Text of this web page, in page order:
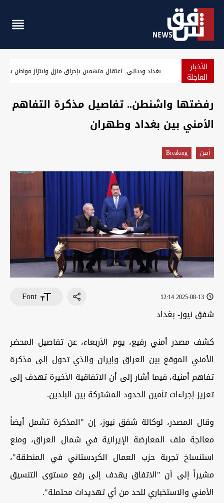
الأخبار
العاجلة بغداد وديالى.. اعتقال متهمين بإحراق منزل وابتزاز مواطن بـ75 مليون دينار
رفضتها واشنطن.. تفاصيل مذكرة التفاهم
الأمني بين بغداد وطهران
أمـن Breaking
2025-08-13 12:14
Font
شفق نيوز- بغداد
كشف مصدر أمني رفيع، يوم الأربعاء، عن تفاصيل المحضر
الأمني الموقع بين العراق وإيران والذي تحول إلى مذكرة
تفاهم أمنية، فيما أشار إلى أن الاتفاقية الأخيرة تهدف إلى
تعزيز إجراءات تأمين الحدود المشتركة بين البلدين.
وقال المصدر، لوكالة شفق نيوز، إن "المذكرة تشمل أيضاً
معالجة ملف المعارضة الإيرانية في شمال العراق، ومنع
استنساخ تجربة حزب العمال الكردستاني في المنطقة"،
مشيراً إلى أن "الاتفاق يهدف إلى رفع مستوى التنسيق
الأمني والاستخباري للحد من أي تهديدات محتملة".